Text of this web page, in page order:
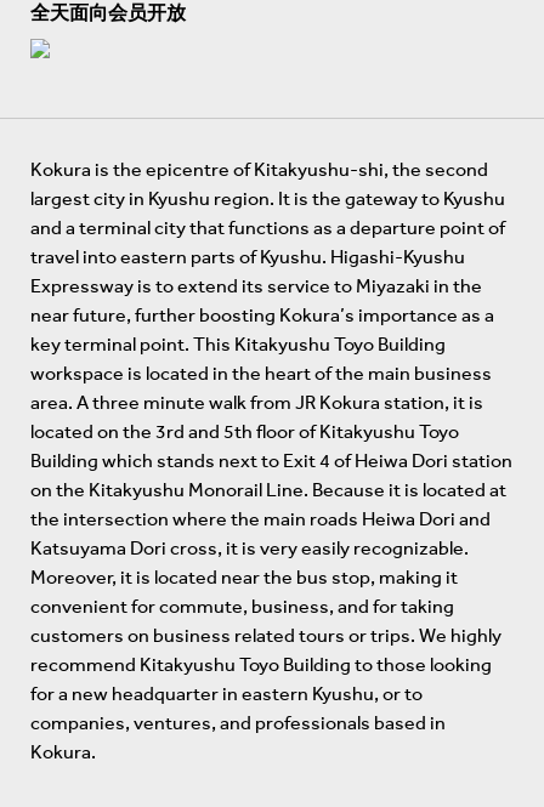
全天面向会员开放
Kokura is the epicentre of Kitakyushu-shi, the second
largest city in Kyushu region. It is the gateway to Kyushu
and a terminal city that functions as a departure point of
travel into eastern parts of Kyushu. Higashi-Kyushu
Expressway is to extend its service to Miyazaki in the
near future, further boosting Kokura’s importance as a
key terminal point. This Kitakyushu Toyo Building
workspace is located in the heart of the main business
area. A three minute walk from JR Kokura station, it is
located on the 3rd and 5th floor of Kitakyushu Toyo
Building which stands next to Exit 4 of Heiwa Dori station
on the Kitakyushu Monorail Line. Because it is located at
the intersection where the main roads Heiwa Dori and
Katsuyama Dori cross, it is very easily recognizable.
Moreover, it is located near the bus stop, making it
convenient for commute, business, and for taking
customers on business related tours or trips. We highly
recommend Kitakyushu Toyo Building to those looking
for a new headquarter in eastern Kyushu, or to
companies, ventures, and professionals based in
Kokura.